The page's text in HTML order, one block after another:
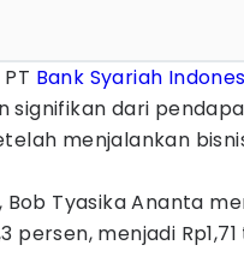
Bank Syariah
signifikan dari
menjalankan
Bob Tyasika Ananta
persen, menjadi